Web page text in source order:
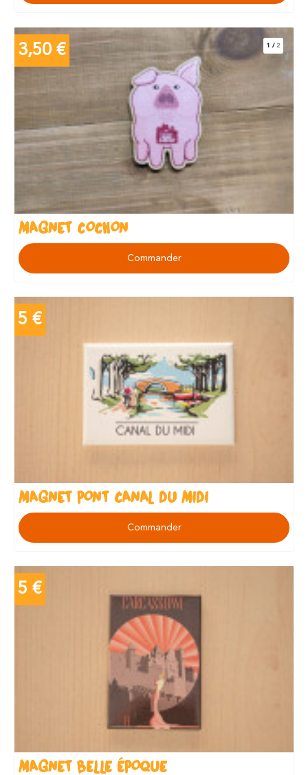
1 / 2
MAGNET COCHON
Commander
3,50 €
MAGNET PONT CANAL DU MIDI
Commander
5 €
MAGNET BELLE ÉPOQUE
5 €